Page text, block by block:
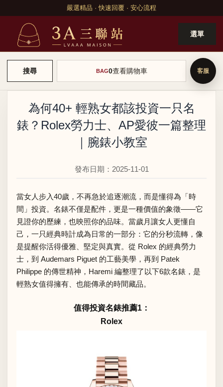
嚴選精品 · 快速回覆 · 安心流程
選單
搜尋 BAG0查看購物車
為何40+ 輕熟女都該投資一只名
錶？Rolex勞力士、AP愛彼一篇整理
｜腕錶小教室
發布日期：2025-11-01
當女人步入40歲，不再急於追逐潮流，而是懂得為「時
間」投資。名錶不僅是配件，更是一種價值的象徵——它
見證你的歷練，也映照你的品味。當歲月讓女人更懂自
己，一只經典時計成為日常的一部分：它的分秒流轉，像
是提醒你活得優雅、堅定與真實。從 Rolex 的經典勞力
士，到 Audemars Piguet 的工藝美學，再到 Patek
Philippe 的傳世精神，Haremi 編整理了以下6款名錶，是
輕熟女值得擁有、也能傳承的時間藏品。
值得投資名錶推薦1：
Rolex